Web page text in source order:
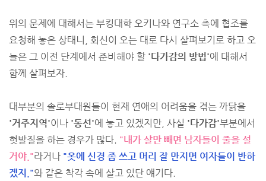
위의 문제에 대해서는 부킹대학 오키나와 연구소 측에 협조를
요청해 놓은 상태니, 회신이 오는 대로 다시 살펴보기로 하고 오
늘은 그 이전 단계에서 준비해야 할 '다가감의 방법'에 대해서
함께 살펴보자.
대부분의 솔로부대원들이 현재 연애의 어려움을 겪는 까닭을
'거주지역'이나 '동선'에 놓고 있겠지만, 사실 '다가감'부분에서
헛발질을 하는 경우가 많다. "내가 살만 빼면 남자들이 줄을 설
거야."라거나 "옷에 신경 좀 쓰고 머리 잘 만지면 여자들이 반하
겠지."와 같은 착각 속에 살고 있단 얘기다.